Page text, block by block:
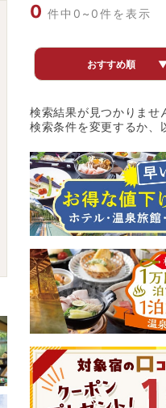
0 件中0~0件を表示
おすすめ順
検索結果が見つかりませ
検索条件を変更するか、